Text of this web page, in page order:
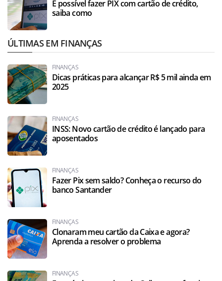
É possível fazer PIX com cartão de crédito,
saiba como
ÚLTIMAS EM FINANÇAS
FINANÇAS
Dicas práticas para alcançar R$ 5 mil ainda em
2025
FINANÇAS
INSS: Novo cartão de crédito é lançado para
aposentados
FINANÇAS
Fazer Pix sem saldo? Conheça o recurso do
banco Santander
FINANÇAS
Clonaram meu cartão da Caixa e agora?
Aprenda a resolver o problema
FINANÇAS